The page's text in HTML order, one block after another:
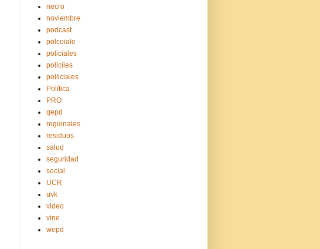
necro
noviembre
podcast
polcoiale
policiales
policiles
poliiciales
Política
PRO
qepd
regionales
residuos
salud
seguridad
social
UCR
uvk
video
vine
wepd